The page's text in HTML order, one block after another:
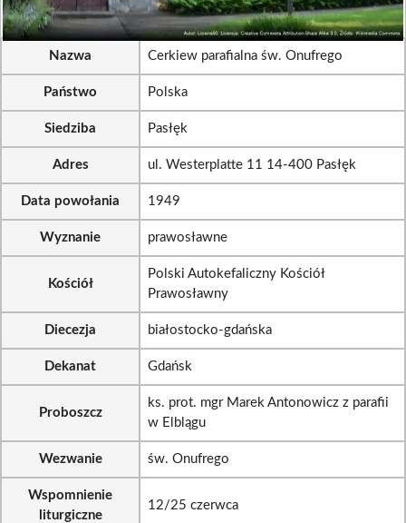
Nazwa Cerkiew parafialna św. Onufrego
Państwo Polska
Siedziba Pasłęk
Adres ul. Westerplatte 11 14-400 Pasłęk
Data powołania 1949
Wyznanie prawosławne
Kościół
Polski Autokefaliczny Kościół
Prawosławny
Diecezja białostocko-gdańska
Dekanat Gdańsk
Proboszcz
ks. prot. mgr Marek Antonowicz z parafii
w Elblągu
Wezwanie św. Onufrego
Wspomnienie
liturgiczne
12/25 czerwca